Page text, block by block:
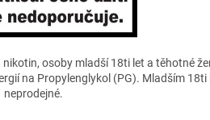
osoby mladší 18ti let a těhotné
na Propylenglykol (PG). Mladším 18ti
neprodejné.